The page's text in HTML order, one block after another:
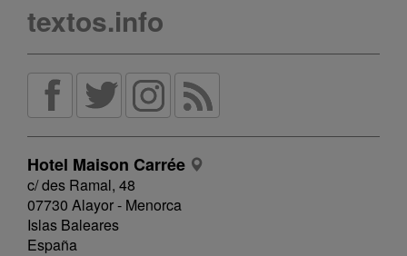
textos.info
Hotel Maison Carrée
c/ des Ramal, 48
07730 Alayor - Menorca
Islas Baleares
España